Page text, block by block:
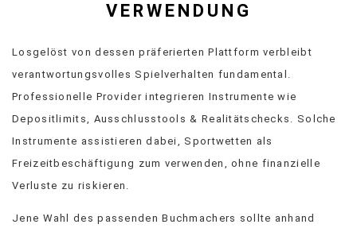
VERWENDUNG
Losgelöst von dessen präferierten Plattform verbleibt
verantwortungsvolles Spielverhalten fundamental.
Professionelle Provider integrieren Instrumente wie
Depositlimits, Ausschlusstools & Realitätschecks. Solche
Instrumente assistieren dabei, Sportwetten als
Freizeitbeschäftigung zum verwenden, ohne finanzielle
Verluste zu riskieren.
Jene Wahl des passenden Buchmachers sollte anhand